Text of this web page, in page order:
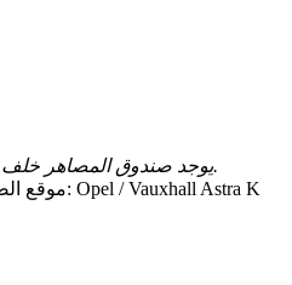
يوجد صندوق المصاهر خلف الغطاء في الكونسول الوسطي.